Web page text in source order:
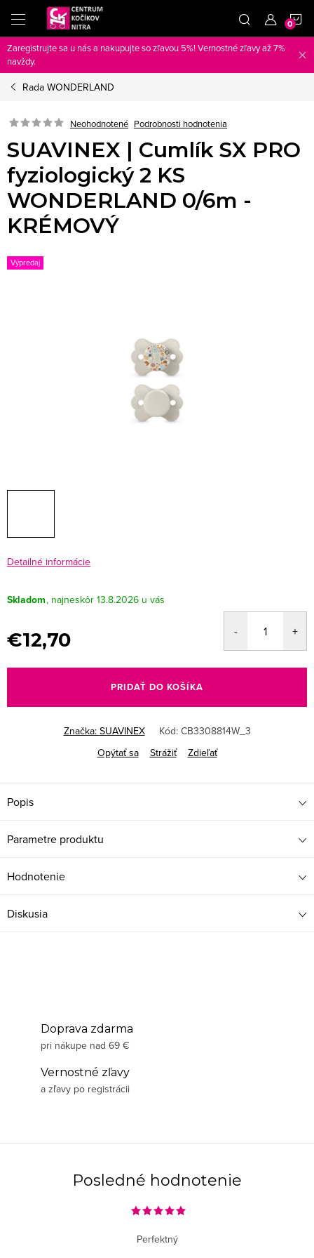
obsah
Zaregistrujte sa u nás a nakupujte so zľavou 5%! Vernostné zľavy až 7%
navždy.
Rada WONDERLAND
Neohodnotené Podrobnosti hodnotenia
SUAVINEX | Cumlík SX PRO
fyziologický 2 KS
WONDERLAND 0/6m -
KRÉMOVÝ
Výpredaj
Detailné informácie
Skladom 13.8.2026
€12,70
cena:
PRIDAŤ DO KOŠÍKA
Značka: SUAVINEX Kód: CB3308814W_3
Opýtať sa
Strážiť Zdieľať
Popis
Parametre produktu
Hodnotenie
Diskusia
Doprava zdarma
pri nákupe nad 69 €
Vernostné zľavy
a zľavy po registrácii
Posledné hodnotenie
Perfektný